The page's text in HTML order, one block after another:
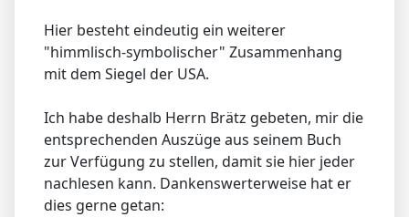
Hier besteht eindeutig ein weiterer
"himmlisch-symbolischer" Zusammenhang
mit dem Siegel der USA.
Ich habe deshalb Herrn Brätz gebeten, mir die
entsprechenden Auszüge aus seinem Buch
zur Verfügung zu stellen, damit sie hier jeder
nachlesen kann. Dankenswerterweise hat er
dies gerne getan: